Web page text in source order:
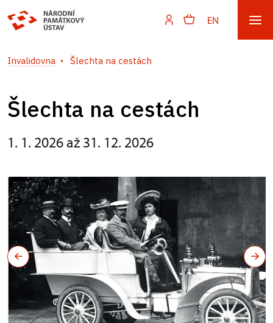
EN
Invalidovna Šlechta na cestách
Šlechta na cestách
1. 1. 2026 až 31. 12. 2026